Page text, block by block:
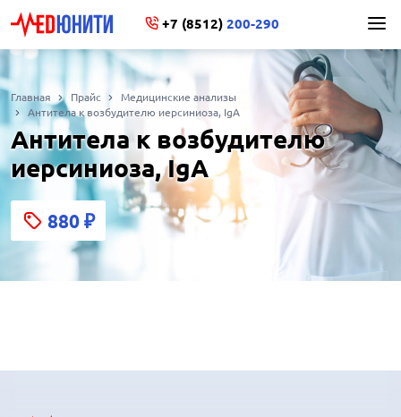
+7 (8512) 200-290
Главная Прайс
Медицинские анализы
Антитела к возбудителю иерсиниоза, IgA
Антитела к возбудителю
иерсиниоза, IgA
880 ₽